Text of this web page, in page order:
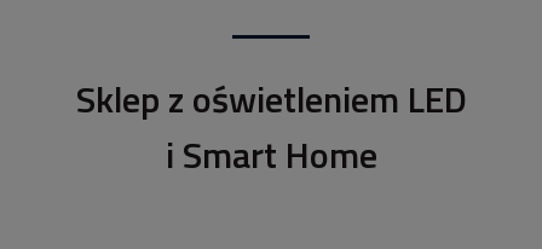
Sklep z oświetleniem LED
i Smart Home